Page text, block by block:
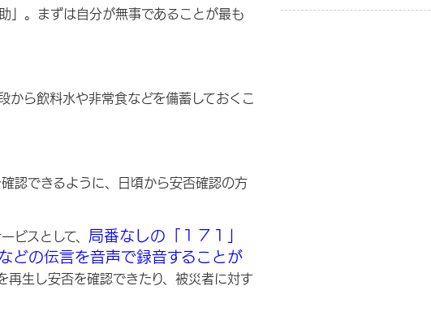
」。まずは自分が無事であることが最も
から飲料水や非常食などを備蓄しておくこ
認できるように、日頃から安否確認の方
スとして、 局番なしの「１７１」
どの伝言を音声で録音することが
生し安否を確認できたり、被災者に対す